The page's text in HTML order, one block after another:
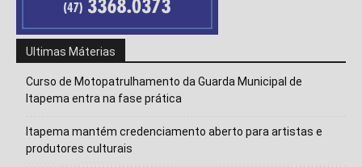
Ultimas Máterias
Curso de Motopatrulhamento da Guarda Municipal de
Itapema entra na fase prática
Itapema mantém credenciamento aberto para artistas e
produtores culturais